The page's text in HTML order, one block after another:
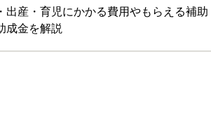
出産・育児にかかる費用やもらえる補助
成金を解説